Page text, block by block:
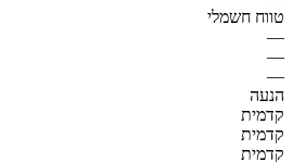
טווח חשמלי
—
—
—
הנעה
קדמית
קדמית
קדמית